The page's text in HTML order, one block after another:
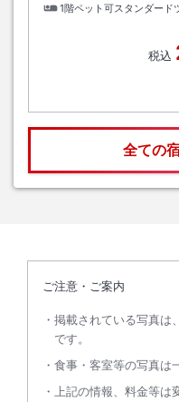
1階ペット可スタンダード
税込
全ての
ご注意・ご案内
掲載されている写真は
です。
食事・客室等の写真は
上記の情報、料金等